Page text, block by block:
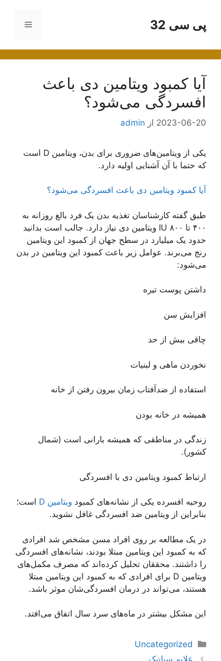
محتواپی سی 32 فهرست
آیا کمبود ویتامین دی باعث
افسردگی می‌شود؟
2023-06-20 از admin
یکی از ویتامین‌های ضروری برای بدن، ویتامین D است
که حتما با آن آشنایی اولیه دارد.
آیا کمبود ویتامین دی باعث افسردگی می‌شود؟
طبق گفته کارشناسان تغذیه بدن یک فرد بالغ روزانه به
۴۰۰ تا ۸۰۰ IU ویتامین دی نیاز دارد. جالب است بدانید
حدود یک میلیارد در سطح جهان از کمبود این ویتامین
رنج می‌برند. عوامل زیر باعث کمبود این ویتامین در بدن
می‌شود:
داشتن پوست تیره
افزایش سن
چاقی بیش از حد
نخوردن ماهی و لبنیات
استفاده از ضدآفتاب زمان بیرون رفتن از خانه
همیشه در خانه بودن
زندگی در مناطقی که همیشه بارانی است (شمال
کشور).
ارتباط کمبود ویتامین دی با افسردگی
روحیه افسرده یکی از نشانه‌های کمبود ویتامین D
است؛
بنابراین از ویتامین ضد افسردگی غافل نشوید.
در یک مطالعه بر روی افراد مسن مشخص شد افرادی
که به کمبود این ویتامین مبتلا بودند، نشانه‌های افسردگی
را داشتند. محققان تحلیل کرده‌اند که مصرف مکمل‌های
ویتامین D برای افرادی که به کمبود این ویتامین مبتلا
هستند، می‌تواند در درمان افسردگی‌شان موثر باشد.
این مشکل بیشتر در ماه‌های سرد سال اتفاق می‌افتد.
دسته‌ها
Uncategorized
ناوبریعلایم سیاتیک